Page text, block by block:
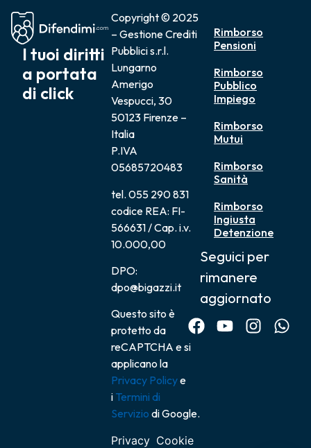
I tuoi diritti
a portata
di click
Copyright © 2025
– Gestione Crediti
Pubblici s.r.l.
Lungarno
Amerigo
Vespucci, 30
50123 Firenze –
Italia
P.IVA
05685720483
tel. 055 290 831
codice REA: FI-
566631 / Cap. i.v.
10.000,00
DPO:
dpo@bigazzi.it
Questo sito è
protetto da
reCAPTCHA e si
applicano la
Privacy Policye
i Termini di
Servizio di Google.
Privacy Cookie
Rimborso
Pensioni
Rimborso
Pubblico
Impiego
Rimborso
Mutui
Rimborso
Sanità
Rimborso
Ingiusta
Detenzione
Seguici per
rimanere
aggiornato